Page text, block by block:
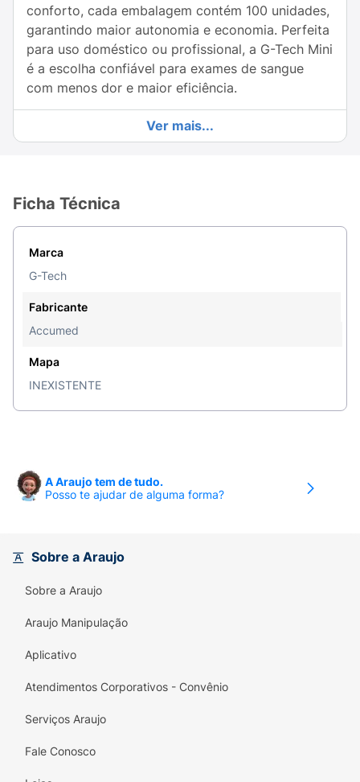
conforto, cada embalagem contém 100 unidades,
garantindo maior autonomia e economia. Perfeita
para uso doméstico ou profissional, a G-Tech Mini
é a escolha confiável para exames de sangue
com menos dor e maior eficiência.
Ver mais...
Ficha Técnica
Marca
G-Tech
Fabricante
Accumed
Mapa
INEXISTENTE
A Araujo tem de tudo.
Posso te ajudar de alguma forma?
Sobre a Araujo
Sobre a Araujo
Araujo Manipulação
Aplicativo
Atendimentos Corporativos - Convênio
Serviços Araujo
Fale Conosco